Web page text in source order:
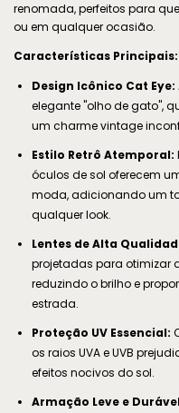
renomada, perfeitos para
ou em qualquer ocasião.
Características Principais:
Design Icônico Cat Eye:
elegante "olho de gato",
um charme vintage
Estilo Retrô Atemporal:
óculos de sol oferecem
moda, adicionando um
qualquer look.
Lentes de Alta
projetadas para otimizar
reduzindo o brilho e
estrada.
Proteção UV Essencial:
os raios UVA e UVB
efeitos nocivos do sol.
Armação Leve e